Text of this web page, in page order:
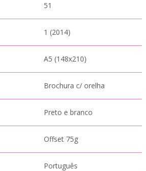
51
1 (2014)
A5 (148x210)
Brochura c/ orelha
Preto e branco
Offset 75g
Português